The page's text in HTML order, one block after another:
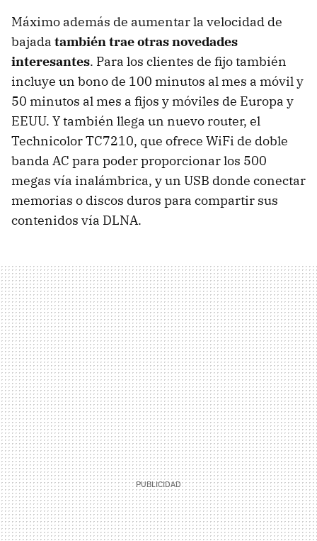
Máximo además de aumentar la velocidad de
bajada también trae otras novedades
interesantes. Para los clientes de fijo también
incluye un bono de 100 minutos al mes a móvil y
50 minutos al mes a fijos y móviles de Europa y
EEUU. Y también llega un nuevo router, el
Technicolor TC7210, que ofrece WiFi de doble
banda AC para poder proporcionar los 500
megas vía inalámbrica, y un USB donde conectar
memorias o discos duros para compartir sus
contenidos vía DLNA.